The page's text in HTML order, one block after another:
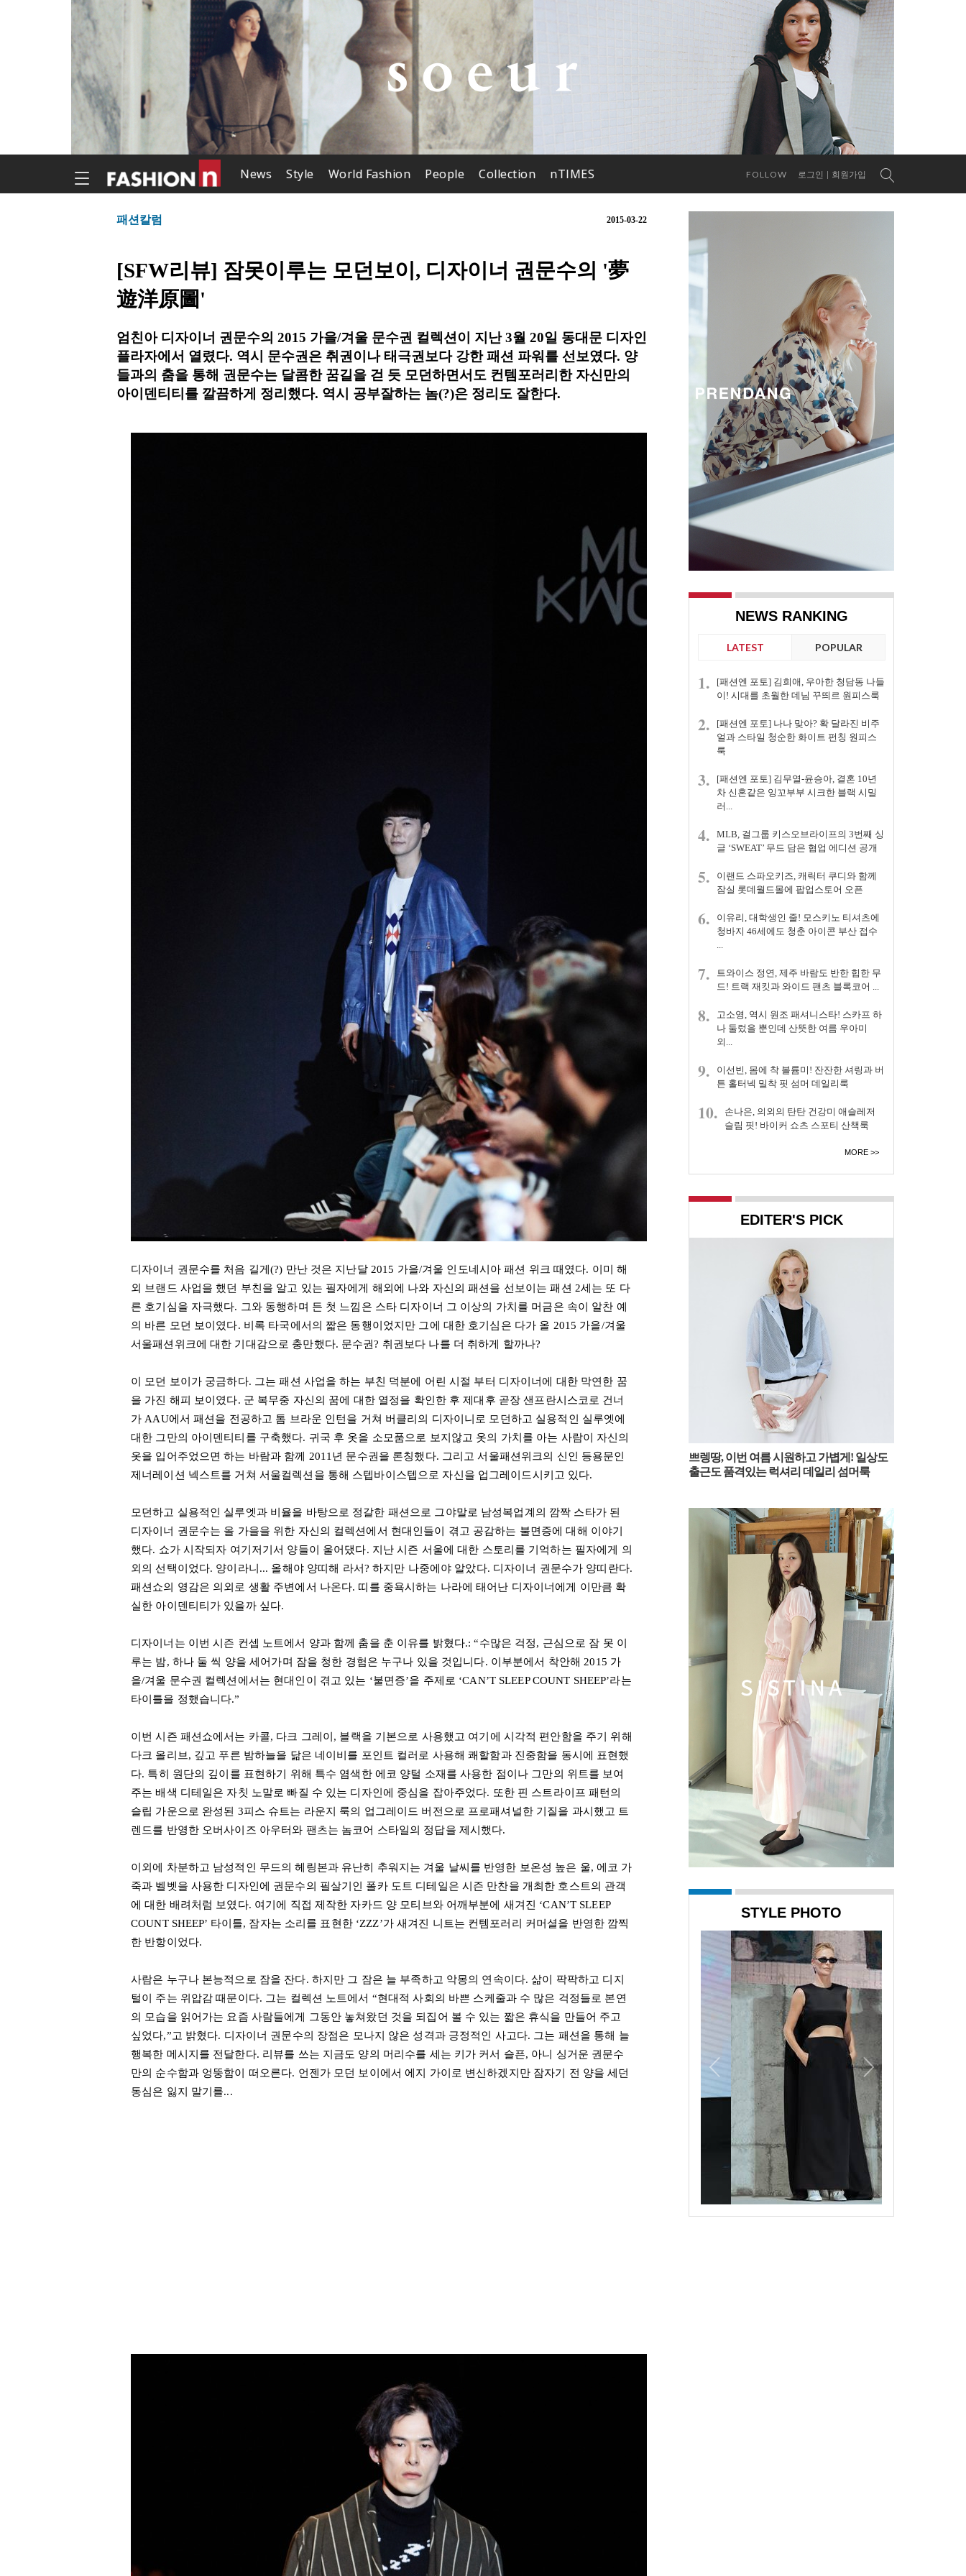
News Style World Fashion People Collection nTIMES FOLLOW 로그인 회원가입
패션칼럼 2015-03-22
[SFW리뷰] 잠못이루는 모던보이, 디자이너 권문수의 '夢
遊洋原圖'
엄친아 디자이너 권문수의 2015 가을/겨울 문수권 컬렉션이 지난 3월 20일 동대문 디자인
플라자에서 열렸다. 역시 문수권은 취권이나 태극권보다 강한 패션 파워를 선보였다. 양
들과의 춤을 통해 권문수는 달콤한 꿈길을 걷 듯 모던하면서도 컨템포러리한 자신만의
아이덴티티를 깔끔하게 정리했다. 역시 공부잘하는 놈(?)은 정리도 잘한다.
디자이너 권문수를 처음 길게(?) 만난 것은 지난달 2015 가을/겨울 인도네시아 패션 위크 때였다. 이미 해
외 브랜드 사업을 했던 부친을 알고 있는 필자에게 해외에 나와 자신의 패션을 선보이는 패션 2세는 또 다
른 호기심을 자극했다. 그와 동행하며 든 첫 느낌은 스타 디자이너 그 이상의 가치를 머금은 속이 알찬 예
의 바른 모던 보이였다. 비록 타국에서의 짧은 동행이었지만 그에 대한 호기심은 다가 올 2015 가을/겨울
서울패션위크에 대한 기대감으로 충만했다. 문수권? 취권보다 나를 더 취하게 할까나?
이 모던 보이가 궁금하다. 그는 패션 사업을 하는 부친 덕분에 어린 시절 부터 디자이너에 대한 막연한 꿈
을 가진 해피 보이였다. 군 복무중 자신의 꿈에 대한 열정을 확인한 후 제대후 곧장 샌프란시스코로 건너
가 AAU에서 패션을 전공하고 톰 브라운 인턴을 거쳐 버클리의 디자이니로 모던하고 실용적인 실루엣에
대한 그만의 아이덴티티를 구축했다. 귀국 후 옷을 소모품으로 보지않고 옷의 가치를 아는 사람이 자신의
옷을 입어주었으면 하는 바람과 함께 2011년 문수권을 론칭했다. 그리고 서울패션위크의 신인 등용문인
제너레이션 넥스트를 거쳐 서울컬렉션을 통해 스텝바이스텝으로 자신을 업그레이드시키고 있다.
모던하고 실용적인 실루엣과 비율을 바탕으로 정갈한 패션으로 그야말로 남성복업계의 깜짝 스타가 된
디자이너 권문수는 올 가을을 위한 자신의 컬렉션에서 현대인들이 겪고 공감하는 불면증에 대해 이야기
했다. 쇼가 시작되자 여기저기서 양들이 울어댔다. 지난 시즌 서울에 대한 스토리를 기억하는 필자에게 의
외의 선택이었다. 양이라니 ... 올해야 양띠해 라서?하지만 나중에야 알았다. 디자이너 권문수가 양띠란다.
패션쇼의 영감은 의외로 생활 주변에서 나온다. 띠를 중욕시하는 나라에 태어난 디자이너에게 이만큼 확
실한 아이덴티티가 있을까 싶다.
디자이너는 이번 시즌 컨셉 노트에서 양과 함께 춤을 춘 이유를 밝혔다.: “수많은 걱정, 근심으로 잠 못 이
루는 밤, 하나 둘 씩 양을 세어가며 잠을 청한 경험은 누구나 있을 것입니다. 이부분에서 착안해 2015 가
을/겨울 문수권 컬렉션에서는 현대인이 겪고 있는 ‘불면증’을 주제로 ‘CAN’T SLEEP COUNT SHEEP’라는
타이틀을 정했습니다.”
이번 시즌 패션쇼에서는 카콜, 다크 그레이 , 블랙을 기본으로 사용했고 여기에 시각적 편안함을 주기 위해
다크 올리브, 깊고 푸른 밤하늘을 닮은 네이비를 포인트 컬러로 사용해 쾌할함과 진중함을 동시에 표현했
다. 특히 원단의 깊이를 표현하기 위해 특수 염색한 에코 양털 소재를 사용한 점이나 그만의 위트를 보여
주는 배색 디테일은 자칫 노말로 빠질 수 있는 디자인에 중심을 잡아주었다. 또한 핀 스트라이프 패턴의
슬립 가운으로 완성된 3피스 슈트는 라운지 룩의 업그레이드 버전으로 프로패셔널한 기질을 과시했고 트
렌드를 반영한 오버사이즈 아우터와 팬츠는 놈코어 스타일의 정답을 제시했다.
이외에 차분하고 남성적인 무드의 헤링본과 유난히 추워지는 겨울 날씨를 반영한 보온성 높은 울,에코 가
죽과 벨벳을 사용한 디자인에 권문수의 필살기인 폴카 도트 디테일은 시즌 만찬을 개최한 호스트의 관객
에 대한 배려처럼 보였다. 여기에 직접 제작한 자카드 양 모티브와 어깨부분에 새겨진 ‘CAN’T SLEEP
COUNT SHEEP’ 타이틀, 잠자는 소리를 표현한 ‘ZZZ’가 새겨진 니트는 컨템포러리 커머셜을 반영한 깜찍
한 반항이었다.
사람은 누구나 본능적으로 잠을 잔다. 하지만 그 잠은 늘 부족하고 악몽의 연속이다.삶이 팍팍하고 디지
털이 주는 위압감 때문이다. 그는 컬렉션 노트에서 “현대적 사회의 바쁜 스케줄과 수 많은 걱정들로 본연
의 모습을 읽어가는 요즘 사람들에게 그동안 놓쳐왔던 것을 되집어 볼 수 있는 짧은 휴식을 만들어 주고
싶었다,”고 밝혔다. 디자이너 권문수의 장점은 모나지 않은 성격과 긍정적인 사고다. 그는 패션을 통해 늘
행복한 메시지를 전달한다. 리뷰를 쓰는 지금도 양의 머리수를 세는 키가 커서 슬픈, 아니 싱거운 권문수
만의 순수함과 엉뚱함이 떠오른다. 언젠가 모던 보이에서 에지 가이로 변신하겠지만 잠자기 전 양을 세던
동심은 잃지 말기를...
NEWS RANKING
LATEST POPULAR
1.
[패션엔 포토] 김희애, 우아한 청담동 나들
이! 시대를 초월한 데님 꾸띄르 원피스룩
2.
[패션엔 포토] 나나 맞아? 확 달라진 비주
얼과 스타일 청순한 화이트 펀칭 원피스
룩
3.
[패션엔 포토] 김무열-윤승아, 결혼 10년
차 신혼같은 잉꼬부부 시크한 블랙 시밀
러...
4.
MLB, 걸그룹 키스오브라이프의 3번째 싱
글 ‘SWEAT’ 무드 담은 협업 에디션 공개
5.
이랜드 스파오키즈, 캐릭터 쿠디와 함께
잠실 롯데월드몰에 팝업스토어 오픈
6.
이유리, 대학생인 줄! 모스키노 티셔츠에
청바지 46세에도 청춘 아이콘 부산 접수
...
7.
트와이스 정연, 제주 바람도 반한 힙한 무
드! 트랙 재킷과 와이드 팬츠 블록코어 ...
8.
고소영, 역시 원조 패셔니스타! 스카프 하
나 둘렀을 뿐인데 산뜻한 여름 우아미
외...
9.
이선빈, 몸에 착 볼륨미! 잔잔한 셔링과 버
튼 홀터넥 밀착 핏 섬머 데일리룩
10.
손나은, 의외의 탄탄 건강미 애슬레저
슬림 핏! 바이커 쇼츠 스포티 산책룩
MORE
EDITER'S PICK
쁘렝땅, 이번 여름 시원하고 가볍게! 일상도
출근도 품격있는 럭셔리 데일리 섬머룩
STYLE PHOTO